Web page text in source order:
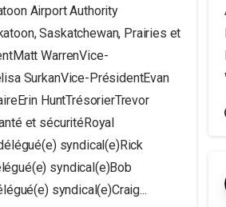
Airport Authority
Saskatchewan, Prairies et
WarrenVice-
SurkanVice-PrésidentEvan
HuntTrésorierTrevor
et sécuritéRoyal
syndical(e)Rick
syndical(e)Bob
syndical(e)Craig...